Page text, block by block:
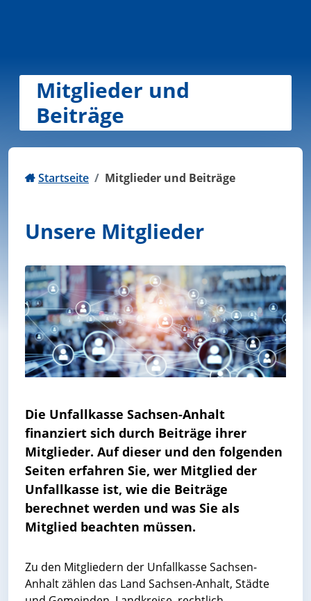
Mitglieder und
Beiträge
Startseite Mitglieder und Beiträge
Unsere Mitglieder
Die Unfallkasse Sachsen-Anhalt
finanziert sich durch Beiträge ihrer
Mitglieder. Auf dieser und den folgenden
Seiten erfahren Sie, wer Mitglied der
Unfallkasse ist, wie die Beiträge
berechnet werden und was Sie als
Mitglied beachten müssen.
Zu den Mitgliedern der Unfallkasse Sachsen-
Anhalt zählen das Land Sachsen-Anhalt, Städte